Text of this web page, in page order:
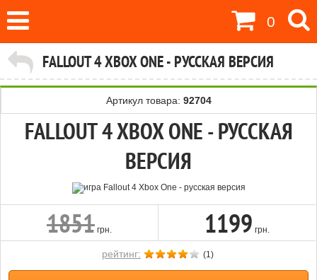
Артикул товара: 92704
FALLOUT 4 XBOX ONE - РУССКАЯ
ВЕРСИЯ
1851 грн. 1199 грн.
рейтинг: (1)
0
FALLOUT 4 XBOX ONE - РУССКАЯ ВЕРСИЯ